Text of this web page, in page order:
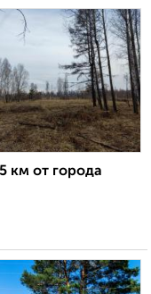
км от города